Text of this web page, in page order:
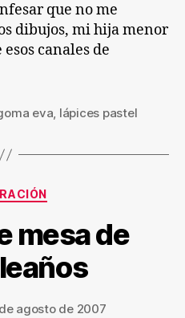
que no me
dibujos, mi hija menor
canales de
eva, lápices pastel
Categorías
mesa de
agosto de 2007